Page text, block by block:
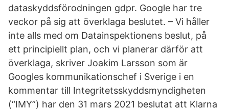
dataskyddsförodningen gdpr. Google har tre
veckor på sig att överklaga beslutet. – Vi håller
inte alls med om Datainspektionens beslut, på
ett principiellt plan, och vi planerar därför att
överklaga, skriver Joakim Larsson som är
Googles kommunikationschef i Sverige i en
kommentar till Integritetsskyddsmyndigheten
(“IMY”) har den 31 mars 2021 beslutat att Klarna